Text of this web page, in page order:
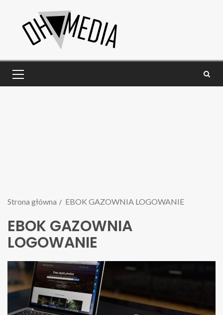
Strona główna EBOK GAZOWNIA LOGOWANIE
EBOK GAZOWNIA
LOGOWANIE